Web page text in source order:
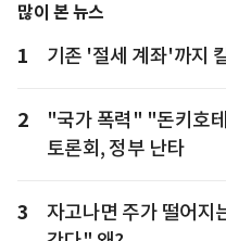
많이 본 뉴스
1 기존 '절세 계좌'까지
2
"국가 폭력" "돈키호
토론회, 정부 난타
3
자고나면 주가 떨어